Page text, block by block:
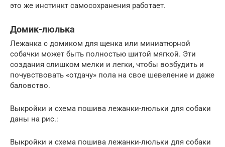
это же инстинкт самосохранения работает.
Домик-люлька
Лежанка с домиком для щенка или миниатюрной
собачки может быть полностью шитой мягкой. Эти
создания слишком мелки и легки, чтобы возбудить и
почувствовать «отдачу» пола на свое шевеление и даже
баловство.
Выкройки и схема пошива лежанки-люльки для собаки
даны на рис.:
Выкройки и схема пошива лежанки-люльки для собаки